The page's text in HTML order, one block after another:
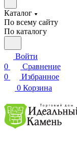
Каталог
По всему сайту
По каталогу
Войти
0
Сравнение
0
Избранное
0 Корзина